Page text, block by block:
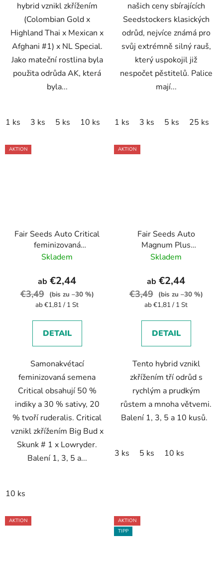
hybrid vznikl zkřížením
(Colombian Gold x
Highland Thai x Mexican x
Afghani #1) x NL Special.
Jako mateční rostlina byla
použita odrůda AK, která
byla...
1 ks 3 ks 5 ks 10 ks
našich ceny sbírajících
Seedstockers klasických
odrůd, nejvíce známá pro
svůj extrémně silný rauš,
který uspokojil již
nespočet pěstitelů. Palice
mají...
1 ks 3 ks 5 ks 25 ks
AKTION
Fair Seeds Auto Critical
feminizovaná
autoflowering
Skladem
ab €2,44
€3,49
(bis zu –30 %)
Verkaufspreis:
ab €1,81 / 1 St
DETAIL
Samonakvétací
feminizovaná semena
Critical obsahují 50 %
indiky a 30 % sativy, 20
% tvoří ruderalis. Critical
vznikl zkřížením Big Bud x
Skunk # 1 x Lowryder.
Balení 1, 3, 5 a...
10 ks
AKTION
Fair Seeds Auto
Magnum Plus
feminizovaná
Skladem
ab €2,44
€3,49
(bis zu –30 %)
Verkaufspreis:
ab €1,81 / 1 St
DETAIL
Tento hybrid vznikl
zkřížením tří odrůd s
rychlým a prudkým
růstem a mnoha větvemi.
Balení 1, 3, 5 a 10 kusů.
3 ks 5 ks 10 ks
AKTION
AKTION
TIPP